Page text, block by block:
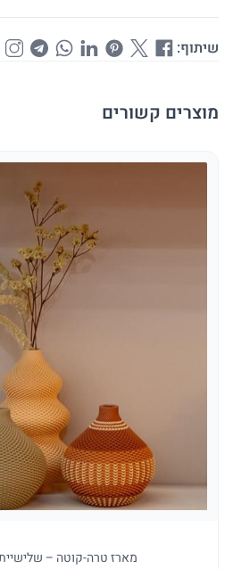
שיתוף:
מוצרים קשורים
מארז טרה-קוטה – שלישיית